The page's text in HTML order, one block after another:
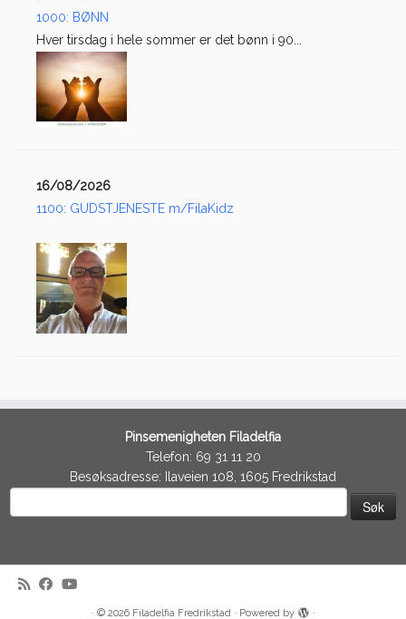
1000: BØNN
Hver tirsdag i hele sommer er det bønn i 90...
16/08/2026
1100: GUDSTJENESTE m/FilaKidz
Pinsemenigheten Filadelfia
Telefon: 69 31 11 20
Besøksadresse: Ilaveien 108, 1605 Fredrikstad
etter:
· © 2026 Filadelfia Fredrikstad · Powered by ·